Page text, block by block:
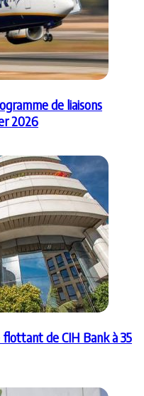
de liaisons
2026
flottant de CIH Bank à 35